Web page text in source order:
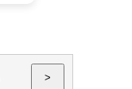
>